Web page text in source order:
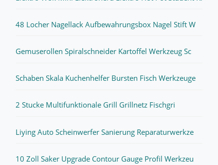
48 Locher Nagellack Aufbewahrungsbox Nagel Stift W
Gemuserollen Spiralschneider Kartoffel Werkzeug Sc
Schaben Skala Kuchenhelfer Bursten Fisch Werkzeuge
2 Stucke Multifunktionale Grill Grillnetz Fischgri
Liying Auto Scheinwerfer Sanierung Reparaturwerkze
10 Zoll Saker Upgrade Contour Gauge Profil Werkzeu